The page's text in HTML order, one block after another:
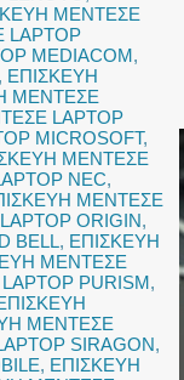
ΜΕΝΤΕΣΕ
MEDIACOM,
, ΕΠΙΣΚΕΥΗ
ΜΕΝΤΕΣΕ
LAPTOP
MICROSOFT,
ΜΕΝΤΕΣΕ
NEC,
ΜΕΝΤΕΣΕ
ORIGIN,
BELL, ΕΠΙΣΚΕΥΗ
ΜΕΝΤΕΣΕ
PURISM,
ΜΕΝΤΕΣΕ
SIRAGON,
, ΕΠΙΣΚΕΥΗ